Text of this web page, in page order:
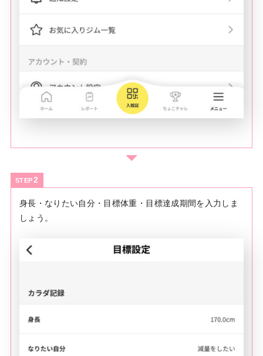
STEP
身長・なりたい自分・目標体重・目標達成期間を入力しま
しょう。